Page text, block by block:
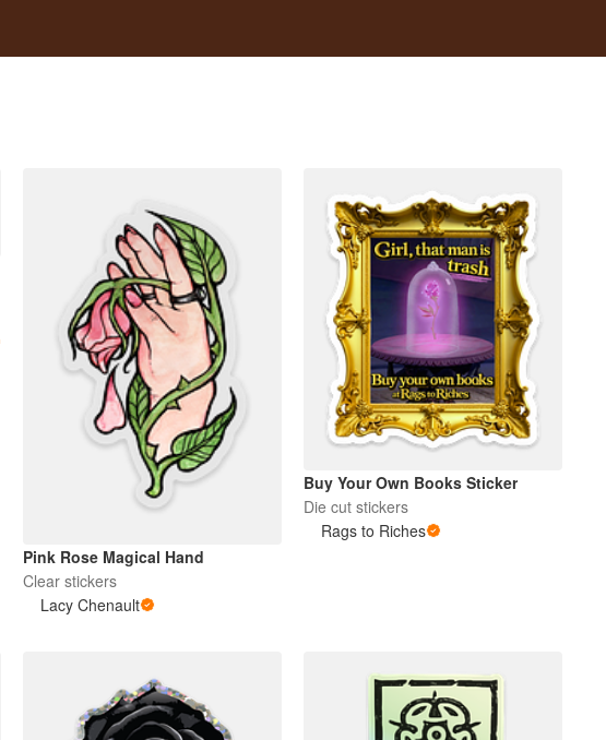
Pink Rose Magical Hand
Clear stickers
Lacy Chenault
Buy Your Own Books Sticker
Die cut stickers
Rags to Riches